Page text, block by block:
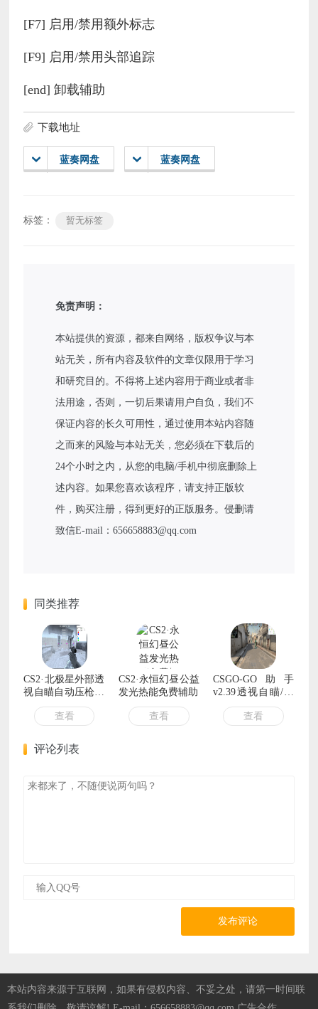
[F7] 启用/禁用额外标志
[F9] 启用/禁用头部追踪
[end] 卸载辅助
下载地址
蓝奏网盘 蓝奏网盘
标签： 暂无标签
免责声明：
本站提供的资源，都来自网络，版权争议与本
站无关，所有内容及软件的文章仅限用于学习
和研究目的。不得将上述内容用于商业或者非
法用途，否则，一切后果请用户自负，我们不
保证内容的长久可用性，通过使用本站内容随
之而来的风险与本站无关，您必须在下载后的
24个小时之内，从您的电脑/手机中彻底删除上
述内容。如果您喜欢该程序，请支持正版软
件，购买注册，得到更好的正版服务。侵删请
致信E-mail：656658883@qq.com
同类推荐
CS2·北极星外部透
视自瞄自动压枪可
直播 v1.7.5
查看
CS2·永恒幻昼公益
发光热能免费辅助
查看
CSGO-GO助手
v2.39透视自瞄/显
示血量/显示射线
查看
评论列表
发布评论
本站内容来源于互联网，如果有侵权内容、不妥之处，请第一时间联